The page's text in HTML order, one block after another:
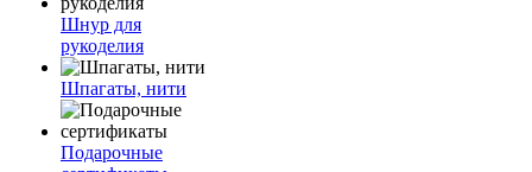
Шнур для
рукоделия
Шпагаты, нити
Подарочные